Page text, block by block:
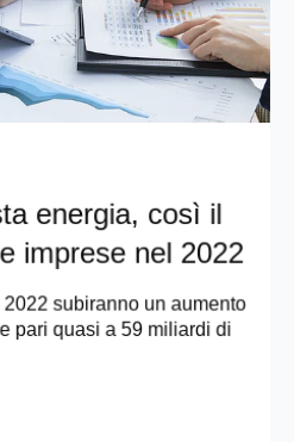
energia, così il
imprese nel 2022
subiranno un aumento
pari quasi a 59 miliardi di